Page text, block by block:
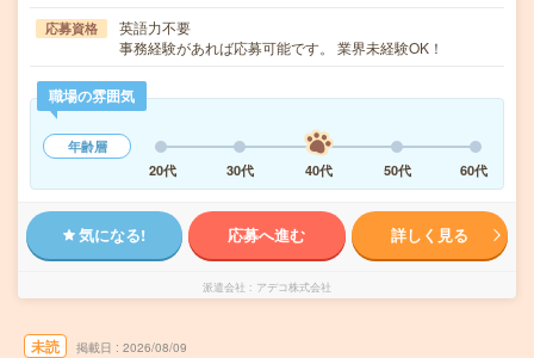
応募資格
英語力不要
事務経験があれば応募可能です。 業界未経験OK！
職場の雰囲気
年齢層
20代
30代 40代 50代 60代
気になる! 応募へ進む 詳しく見る
派遣会社 アデコ株式会社
未読 掲載日 2026/08/09